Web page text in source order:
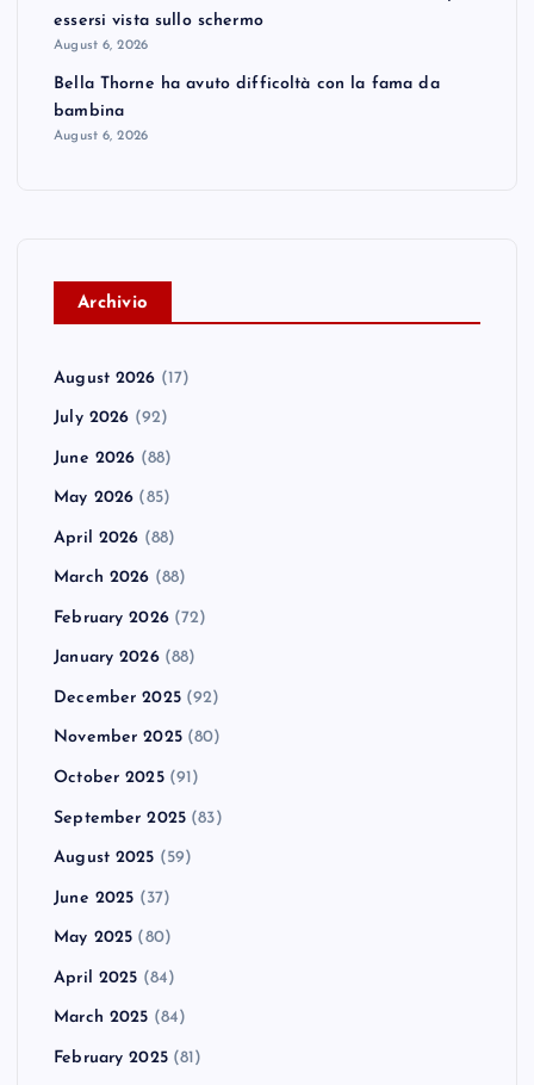
essersi vista sullo schermo
August 6, 2026
Bella Thorne ha avuto difficoltà con la fama da
bambina
August 6, 2026
Archivio
August 2026 (17)
July 2026 (92)
June 2026 (88)
May 2026 (85)
April 2026 (88)
March 2026 (88)
February 2026(72)
January 2026(88)
December 2025(92)
November 2025(80)
October 2025(91)
September 2025 (83)
August 2025 (59)
June 2025 (37)
May 2025 (80)
April 2025 (84)
March 2025 (84)
February 2025(81)